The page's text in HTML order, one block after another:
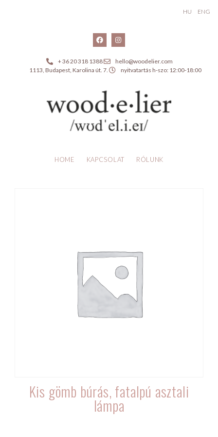
HU ENG
+ 36 20 318 1388
hello@woodelier.com
1113, Budapest, Karolina út. 7.
nyitvatartás h-szo: 12:00-18:00
HOME KAPCSOLAT RÓLUNK
Kis gömb búrás, fatalpú asztali
lámpa